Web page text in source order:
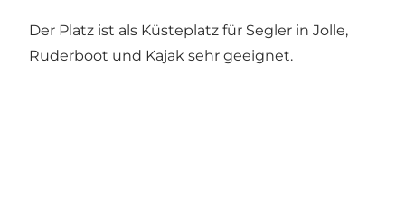
Der Platz ist als Küsteplatz für Segler in Jolle,
Ruderboot und Kajak sehr geeignet.